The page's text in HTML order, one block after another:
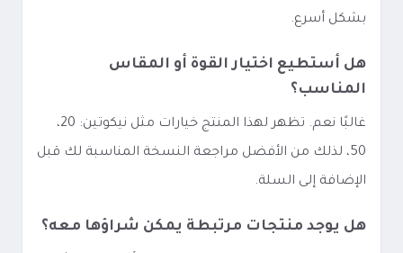
بشكل أسرع.
هل أستطيع اختيار القوة أو المقاس
المناسب؟
غالبًا نعم. تظهر لهذا المنتج خيارات مثل نيكوتين: 20،
50، لذلك من الأفضل مراجعة النسخة المناسبة لك قبل
الإضافة إلى السلة.
هل يوجد منتجات مرتبطة يمكن شراؤها معه؟